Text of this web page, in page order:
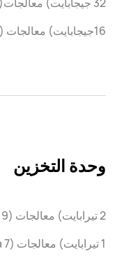
16جيجابايت) معالجات (Intel® Core™ Ultra 7
وحدة التخزين
2 تيرابايت) معالجات (Intel® Core™ Ultra 9
1 تيرابايت) معالجات (Intel® Core™ Ultra 7